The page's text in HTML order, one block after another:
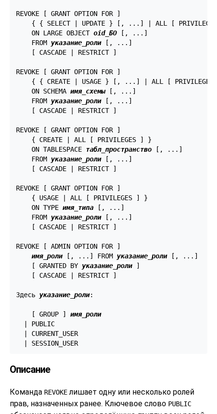
REVOKE [ GRANT OPTION FOR ]
{ { SELECT | UPDATE } [, ...] | ALL [
    ON LARGE OBJECT
oid_БО [, ...]
    FROM
указание_роли [, ...]
    [ CASCADE | RESTRICT ]
REVOKE [ GRANT OPTION FOR ]
{ { CREATE | USAGE } [, ...] | ALL [ PRIVILEGES
    ON SCHEMA
имя_схемы [, ...]
    FROM
указание_роли [, ...]
    [ CASCADE | RESTRICT ]
REVOKE [ GRANT OPTION FOR ]
    { CREATE | ALL [ PRIVILEGES ] }
    ON TABLESPACE
табл_пространство [, ...]
    FROM
указание_роли [, ...]
    [ CASCADE | RESTRICT ]
REVOKE [ GRANT OPTION FOR ]
    { USAGE | ALL [ PRIVILEGES ] }
    ON TYPE
имя_типа [, ...]
    FROM
указание_роли [, ...]
    [ CASCADE | RESTRICT ]
REVOKE [ ADMIN OPTION FOR ]
имя_роли [, ...] FROM указание_роли [, ...]
    [ GRANTED BY
указание_роли ]
    [ CASCADE | RESTRICT ]
Здесь указание_роли:
    [ GROUP ]
имя_роли
  | PUBLIC
  | CURRENT_USER
  | SESSION_USER
Описание
Команда REVOKEлишает одну или несколько ролей
прав, назначенных ранее. Ключевое слово PUBLIC